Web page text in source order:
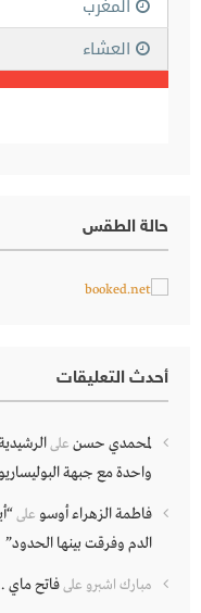
حالة الطقس
أحدث التعليقات
لمحمدي حسن على
واحدة مع جبهة البوليساريو
فاطمة الزهراء أوسو على
الدم وفرقت بينها الحدود”
مبارك اشبرو علىفاتح ماي